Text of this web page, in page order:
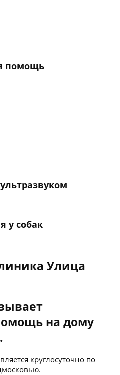
помощь
у собак
Улица
на дому
круглосуточно по